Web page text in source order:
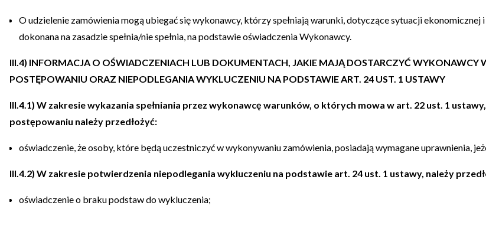
O udzielenie zamówienia mogą ubiegać się wykonawcy, którzy spełniają warunki, dotyczące sytuacji
dokonana na zasadzie spełnia/nie spełnia, na podstawie oświadczenia Wykonawcy.
III.4) INFORMACJA O OŚWIADCZENIACH LUB DOKUMENTACH, JAKIE MAJĄ DOSTARCZYĆ
POSTĘPOWANIU ORAZ NIEPODLEGANIA WYKLUCZENIU NA PODSTAWIE ART. 24 UST. 1 USTAWY
III.4.1) W zakresie wykazania spełniania przez wykonawcę warunków, o których mowa w art. 22 ust. 1
postępowaniu należy przedłożyć:
oświadczenie, że osoby, które będą uczestniczyć w wykonywaniu zamówienia, posiadają wymagane uprawnienia,
III.4.2) W zakresie potwierdzenia niepodlegania wykluczeniu na podstawie art. 24 ust. 1 ustawy, należy
oświadczenie o braku podstaw do wykluczenia;